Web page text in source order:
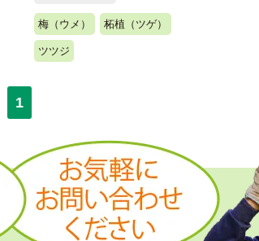
梅（ウメ） 柘植（ツゲ）
ツツジ
1